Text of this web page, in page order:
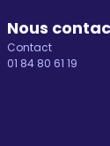
Nous
Contact
01 84 80 61 19